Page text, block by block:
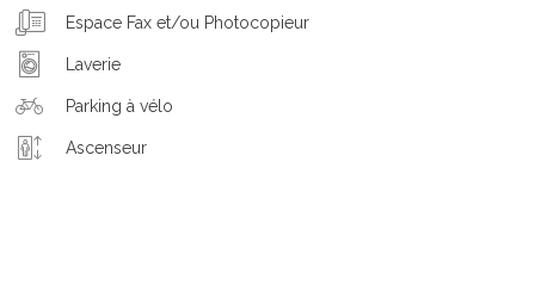
Espace Fax et/ou Photocopieur
Laverie
Parking à vélo
Ascenseur